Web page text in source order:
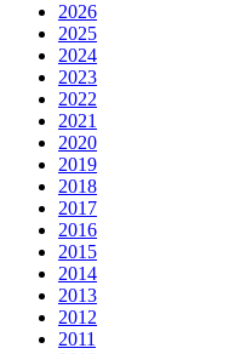
2026
2025
2024
2023
2022
2021
2020
2019
2018
2017
2016
2015
2014
2013
2012
2011